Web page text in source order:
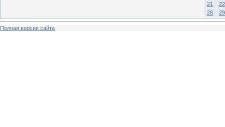
21
22
28
29
Полная версия сайта